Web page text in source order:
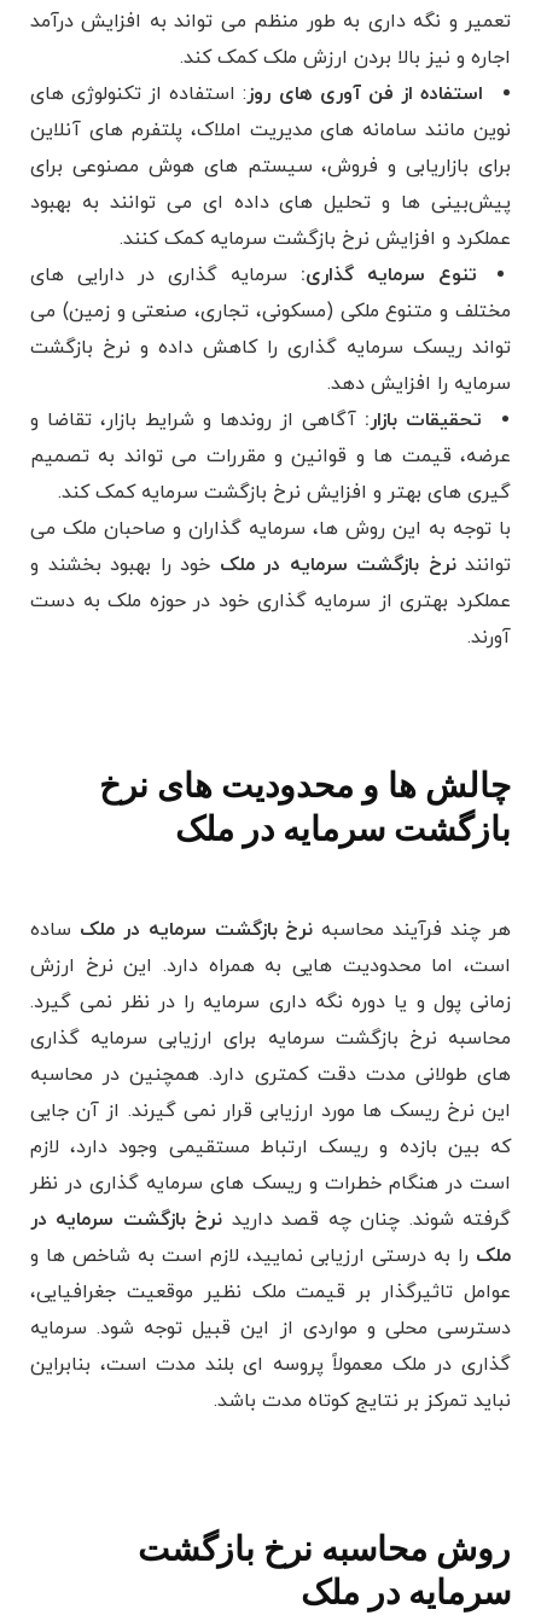
تعمیر و نگه داری به طور منظم می ‌تواند به افزایش درآمد
اجاره و نیز بالا بردن ارزش ملک کمک کند.
استفاده از فن آوری های روز: استفاده از تکنولوژی ‌های
نوین مانند سامانه ‌های مدیریت املاک، پلتفرم ‌های آنلاین
برای بازاریابی و فروش، سیستم ‌های هوش مصنوعی برای
پیش‌بینی ‌ها و تحلیل‌ های داده ای می ‌توانند به بهبود
عملکرد و افزایش نرخ بازگشت سرمایه کمک کنند.
تنوع سرمایه‌ گذاری: سرمایه ‌گذاری در دارایی ‌های
مختلف و متنوع ملکی (مسکونی، تجاری، صنعتی و زمین) می
‌تواند ریسک سرمایه گذاری را کاهش داده و نرخ بازگشت
سرمایه را افزایش دهد.
تحقیقات بازار: آگاهی از روندها و شرایط بازار، تقاضا و
عرضه، قیمت ‌ها و قوانین و مقررات می ‌تواند به تصمیم
گیری های بهتر و افزایش نرخ بازگشت سرمایه کمک کند.
با توجه به این روش ها، سرمایه ‌گذاران و صاحبان ملک می
‌توانندنرخ بازگشت سرمایه در ملک خود را بهبود بخشند و
عملکرد بهتری از سرمایه ‌گذاری خود در حوزه ملک به دست
آورند.
چالش ها و محدودیت های نرخ
بازگشت سرمایه در ملک
هر چند فرآیند محاسبه نرخ بازگشت سرمایه در ملک ساده
است، اما محدودیت هایی به همراه دارد. این نرخ ارزش
زمانی پول و یا دوره نگه داری سرمایه را در نظر نمی گیرد.
محاسبه نرخ بازگشت سرمایه برای ارزیابی سرمایه گذاری
های طولانی مدت دقت کمتری دارد. همچنین در محاسبه
این نرخ ریسک ها مورد ارزیابی قرار نمی گیرند. از آن جایی
که بین بازده و ریسک ارتباط مستقیمی وجود دارد، لازم
است در هنگام خطرات و ریسک های سرمایه گذاری در نظر
گرفته شوند. چنان چه قصد دارید نرخ بازگشت سرمایه در
ملک را به درستی ارزیابی نمایید، لازم است به شاخص ها و
عوامل تاثیرگذار بر قیمت ملک نظیر موقعیت جغرافیایی،
دسترسی محلی و مواردی از این قبیل توجه شود. سرمایه
گذاری در ملک معمولاً پروسه ای بلند مدت است، بنابراین
نباید تمرکز بر نتایج کوتاه مدت باشد.
روش محاسبه نرخ بازگشت
سرمایه در ملک